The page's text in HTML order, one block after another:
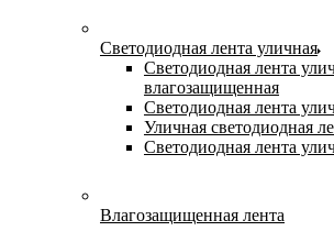
Светодиодная лента уличная
Светодиодная лента
влагозащищенная
Светодиодная лента
Уличная светодиодная
Светодиодная лента
Влагозащищенная лента